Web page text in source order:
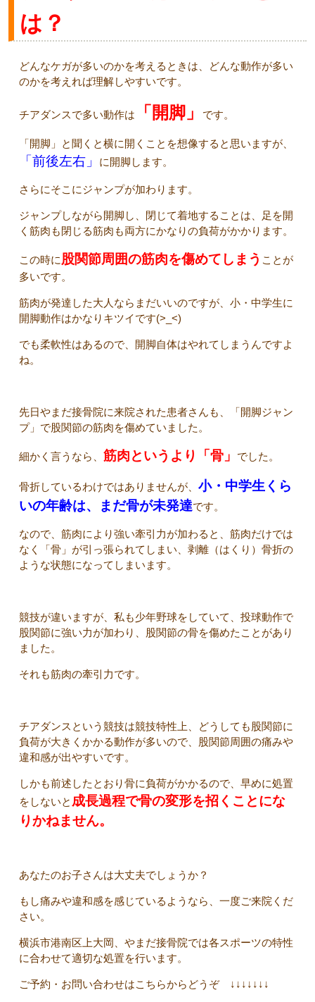
は？
どんなケガが多いのかを考えるときは、どんな動作が多い
のかを考えれば理解しやすいです。
チアダンスで多い動作は 「開脚」 です。
「開脚」と聞くと横に開くことを想像すると思いますが、
「前後左右」 に開脚します。
さらにそこにジャンプが加わります。
ジャンプしながら開脚し、閉じて着地することは、足を開
く筋肉も閉じる筋肉も両方にかなりの負荷がかかります。
この時に 股関節周囲の筋肉を傷めてしまう ことが
多いです。
筋肉が発達した大人ならまだいいのですが、小・中学生に
開脚動作はかなりキツイです(>_<)
でも柔軟性はあるので、開脚自体はやれてしまうんですよ
ね。
先日やまだ接骨院に来院された患者さんも、「開脚ジャン
プ」で股関節の筋肉を傷めていました。
細かく言うなら、 筋肉というより「骨」 でした。
骨折しているわけではありませんが、 小・中学生くら
いの年齢は、まだ骨が未発達です。
なので、筋肉により強い牽引力が加わると、筋肉だけでは
なく「骨」が引っ張られてしまい、剥離（はくり）骨折の
ような状態になってしまいます。
競技が違いますが、私も少年野球をしていて、投球動作で
股関節に強い力が加わり、股関節の骨を傷めたことがあり
ました。
それも筋肉の牽引力です。
チアダンスという競技は競技特性上、どうしても股関節に
負荷が大きくかかる動作が多いので、股関節周囲の痛みや
違和感が出やすいです。
しかも前述したとおり骨に負荷がかかるので、早めに処置
をしないと 成長過程で骨の変形を招くことにな
りかねません。
あなたのお子さんは大丈夫でしょうか？
もし痛みや違和感を感じているようなら、一度ご来院くだ
さい。
横浜市港南区上大岡、やまだ接骨院では各スポーツの特性
に合わせて適切な処置を行います。
ご予約・お問い合わせはこちらからどうぞ ↓↓↓↓↓↓↓